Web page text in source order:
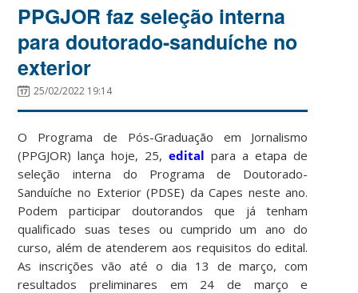
PPGJOR faz seleção interna
para doutorado-sanduíche no
exterior
25/02/2022 19:14
O Programa de Pós-Graduação em Jornalismo
(PPGJOR) lança hoje, 25,edital para a etapa de
seleção interna do Programa de Doutorado-
Sanduíche no Exterior (PDSE) da Capes neste ano.
Podem participar doutorandos que já tenham
qualificado suas teses ou cumprido um ano do
curso, além de atenderem aos requisitos do edital.
As inscrições vão até o dia 13 de março, com
resultados preliminares em 24 de março e